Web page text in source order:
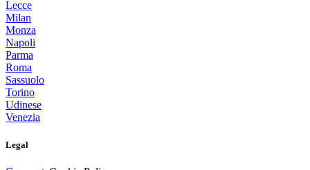
Lecce
Milan
Monza
Napoli
Parma
Roma
Sassuolo
Torino
Udinese
Venezia
Legal